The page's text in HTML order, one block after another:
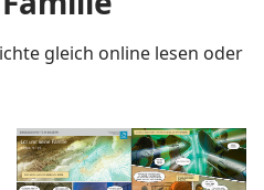
gleich online lesen oder